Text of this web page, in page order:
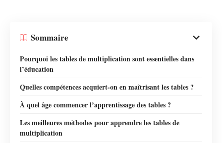
Sommaire
Pourquoi les tables de multiplication sont essentielles dans
l’éducation
Quelles compétences acquiert-on en maîtrisant les tables ?
À quel âge commencer l’apprentissage des tables ?
Les meilleures méthodes pour apprendre les tables de
multiplication